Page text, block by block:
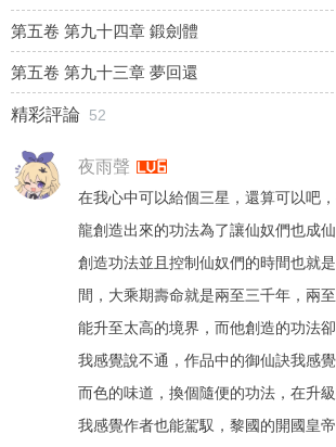
第五卷 第九十四章 鍛劍體
第五卷 第九十三章 夢回還